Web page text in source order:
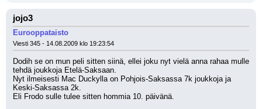
jojo3
Eurooppataisto
Viesti 345 - 14.08.2009 klo 19:23:54
Dodih se on mun peli sitten siinä, ellei joku nyt vielä anna rahaa mulle
tehdä joukkoja Etelä-Saksaan.
Nyt ilmeisesti Mac Duckylla on Pohjois-Saksassa 7k joukkoja ja
Keski-Saksassa 2k.
Eli Frodo sulle tulee sitten hommia 10. päivänä.